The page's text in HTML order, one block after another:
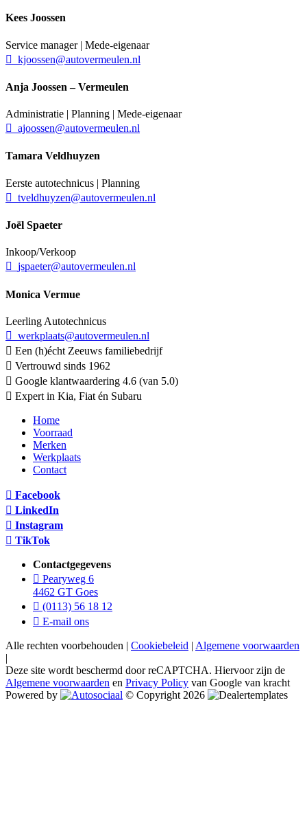
Kees Joossen
Service manager | Mede-eigenaar
kjoossen@autovermeulen.nl
Anja Joossen – Vermeulen
Administratie | Planning | Mede-eigenaar
ajoossen@autovermeulen.nl
Tamara Veldhuyzen
Eerste autotechnicus | Planning
tveldhuyzen@autovermeulen.nl
Joël Spaeter
Inkoop/Verkoop
jspaeter@autovermeulen.nl
Monica Vermue
Leerling Autotechnicus
werkplaats@autovermeulen.nl
Een (h)écht Zeeuws familiebedrijf
Vertrouwd sinds 1962
Google klantwaardering 4.6 (van 5.0)
Expert in Kia, Fiat én Subaru
Home
Voorraad
Merken
Werkplaats
Contact
Facebook
LinkedIn
Instagram
TikTok
Contactgegevens
Pearyweg 6
4462 GT Goes
(0113) 56 18 12
E-mail ons
Alle rechten voorbehouden | Cookiebeleid | Algemene voorwaarden
|
Deze site wordt beschermd door reCAPTCHA. Hiervoor zijn de
Algemene voorwaarden en Privacy Policy van Google van kracht
Powered by
© Copyright 2026